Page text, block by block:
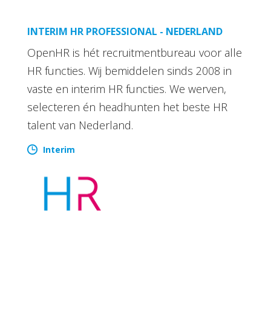
INTERIM HR PROFESSIONAL - NEDERLAND
OpenHR is hét recruitmentbureau voor alle
HR functies. Wij bemiddelen sinds 2008 in
vaste en interim HR functies. We werven,
selecteren én headhunten het beste HR
talent van Nederland.
Interim